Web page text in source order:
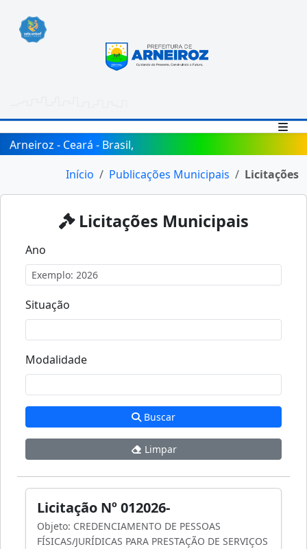
Arneiroz - Ceará - Brasil,
Início
Publicações Municipais Licitações
Licitações Municipais
Ano
Situação
Modalidade
Buscar
Limpar
Licitação Nº 012026-
Objeto: CREDENCIAMENTO DE PESSOAS
FÍSICAS/JURÍDICAS PARA PRESTAÇÃO DE SERVIÇOS